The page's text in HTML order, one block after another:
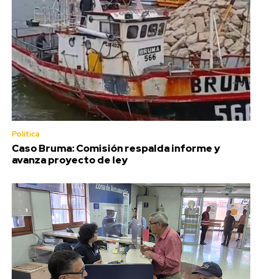
Política
Caso Bruma: Comisión respalda informe y
avanza proyecto de ley